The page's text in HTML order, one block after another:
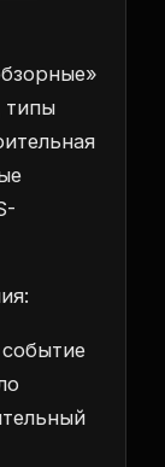
типы